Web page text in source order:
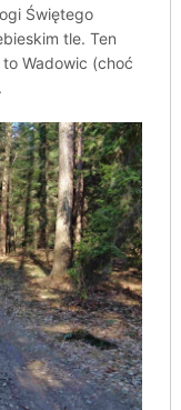
Świętego
tle. Ten
Wadowic (choć